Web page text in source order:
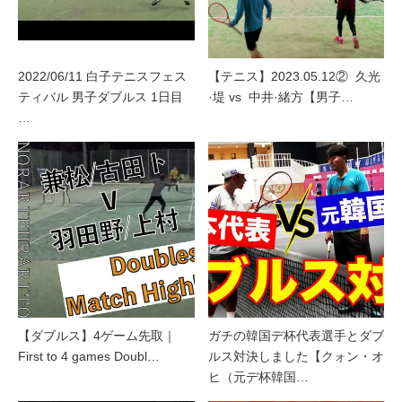
2022/06/11 白子テニスフェス
ティバル 男子ダブルス 1日目
【テニス】2023.05.12② 久光
·堤 vs 中井·緒方【男子…
【ダブルス】4ゲーム先取｜
First to 4 games Doubl…
ガチの韓国デ杯代表選手とダブ
ルス対決しました【クォン・オ
ヒ（元デ杯韓国…